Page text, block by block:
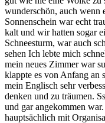
wunderschön, auch wenn
Sonnenschein war echt
kalt und wir hatten sogar
Schneesturm, war auch
sehen Ich lebte mich
mein neues Zimmer war
klappte es von Anfang an
mein Englisch sehr
denken und zu träumen.
und gar angekommen
hauptsächlich mit